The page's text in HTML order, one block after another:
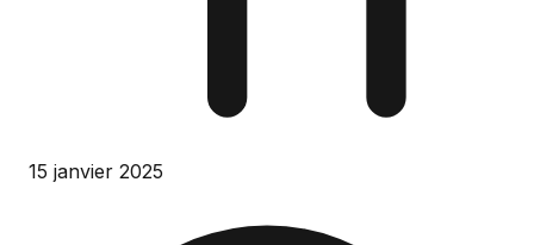
15 janvier 2025